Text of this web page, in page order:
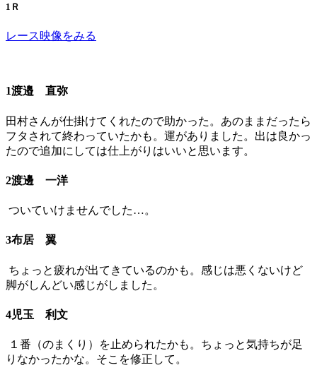
1Ｒ
レース映像をみる
1渡邉 直弥
田村さんが仕掛けてくれたので助かった。あのままだったら
フタされて終わっていたかも。運がありました。出は良かっ
たので追加にしては仕上がりはいいと思います。
2渡邊 一洋
ついていけませんでした…。
3布居 翼
ちょっと疲れが出てきているのかも。感じは悪くないけど
脚がしんどい感じがしました。
4児玉 利文
１番（のまくり）を止められたかも。ちょっと気持ちが足
りなかったかな。そこを修正して。